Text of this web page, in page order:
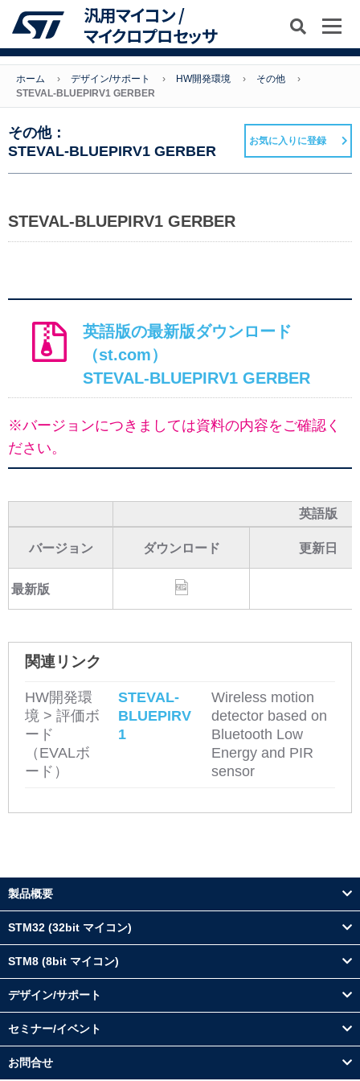
汎用マイコン /
マイクロプロセッサ
ホーム デザイン/サポート HW開発環境
その他
STEVAL-BLUEPIRV1 GERBER
その他：
STEVAL-BLUEPIRV1 GERBER
お気に入りに登録
STEVAL-BLUEPIRV1 GERBER
英語版の最新版ダウンロード
（st.com）
STEVAL-BLUEPIRV1 GERBER
※バージョンにつきましては資料の内容をご確認く
ださい。
英語版
バージョン ダウンロード 更新日
最新版
関連リンク
HW開発環
境 > 評価ボ
ード
（EVALボ
ード）
STEVAL-
BLUEPIRV
1
Wireless motion
detector based on
Bluetooth Low
Energy and PIR
sensor
製品概要
STM32 (32bit マイコン)
STM8 (8bit マイコン)
デザイン/サポート
セミナー/イベント
お問合せ